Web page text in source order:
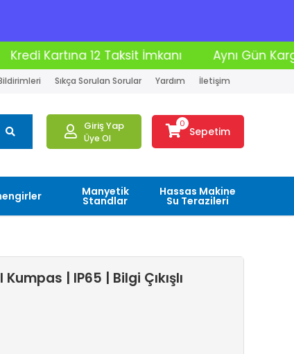
Aynı Gün Kargo Moto Kurye İle
Sıkça Sorulan Sorular Yardım İletişim
Giriş Yap
Üye Ol
0
Sepetim
Manyetik
Standlar
Hassas Makine
Su Terazileri
| IP65 | Bilgi Çıkışlı